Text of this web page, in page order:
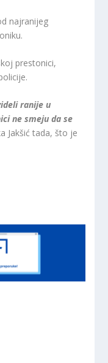
najranijeg
prestonici,
ranije u
ne smeju da se
Jakšić tada, što je